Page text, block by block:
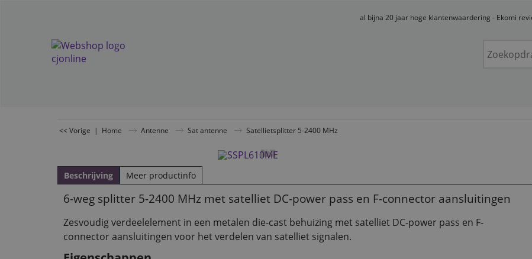
al bijna 20 jaar hoge klantenwaardering - Ekomi
<< Vorige | Home Antenne Sat antenne Satellietsplitter 5-2400 MHz
Beschrijving Meer productinfo
6-weg splitter 5-2400 MHz met satelliet DC-power pass en F-connector aansluitingen
Zesvoudig verdeelelement in een metalen die-cast behuizing met satelliet DC-power pass en F-
connector aansluitingen voor het verdelen van satelliet signalen.